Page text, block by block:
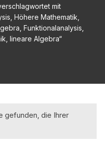
mit
Höhere Mathematik,
Funktionalanalysis,
lineare Algebra“
gefunden, die Ihrer